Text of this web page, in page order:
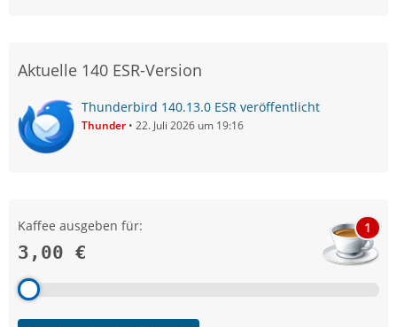
Aktuelle 140 ESR-Version
Thunderbird 140.13.0 ESR veröffentlicht
Thunder 22. Juli 2026 um 19:16
Kaffee ausgeben für:
3,00 €
1